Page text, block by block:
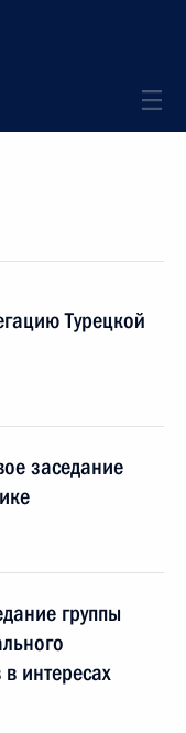
Турецкой
заседание
группы
интересах